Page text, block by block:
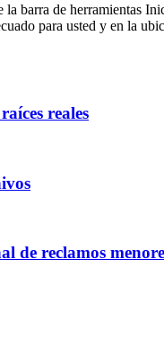
barra de herramientas
para usted y en la
reales
de reclamos